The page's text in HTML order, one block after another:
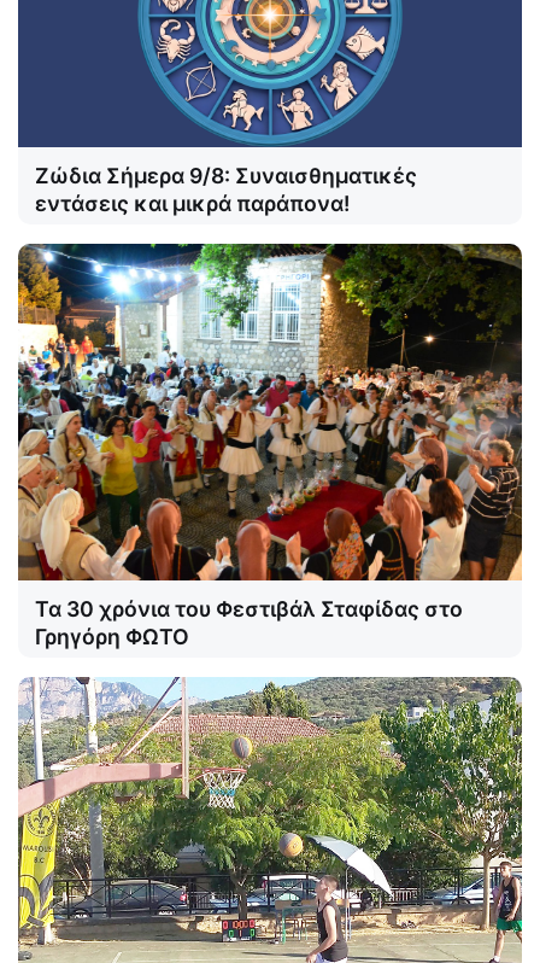
Ζώδια Σήμερα 9/8: Συναισθηματικές
εντάσεις και μικρά παράπονα!
Τα 30 χρόνια του Φεστιβάλ Σταφίδας στο
Γρηγόρη ΦΩΤΟ